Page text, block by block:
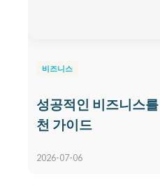
비즈니스
성공적인 비즈니스
천 가이드
2026-07-06